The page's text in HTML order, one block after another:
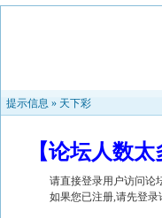
提示信息 » 天下彩
【论坛人数
请直接登录用户访问论
如果您已注册,请先登